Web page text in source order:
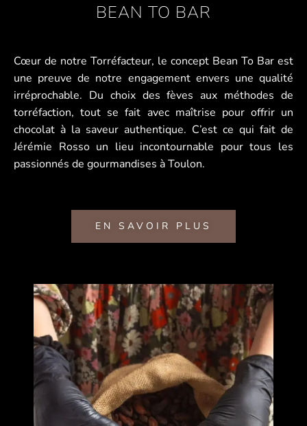
BEAN TO BAR
Cœur de notre Torréfacteur, le concept Bean To Bar est
une preuve de notre engagement envers une qualité
irréprochable. Du choix des fèves aux méthodes de
torréfaction, tout se fait avec maîtrise pour offrir un
chocolat à la saveur authentique. C’est ce qui fait de
Jérémie Rosso un lieu incontournable pour tous les
passionnés de gourmandises à Toulon.
EN SAVOIR PLUS